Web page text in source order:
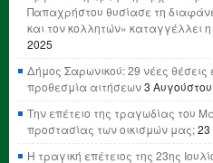
Παπαχρήστου θυσίασε τη
και τον κολλητών» καταγγέλλει η
2025
Δήμος Σαρωνικού: 29 νέες θέσεις
προθεσμία αιτήσεων3
Την επέτειο της τραγωδίας του
προστασίας των οικισμών μας;23
Η τραγική επέτειος της 23ης